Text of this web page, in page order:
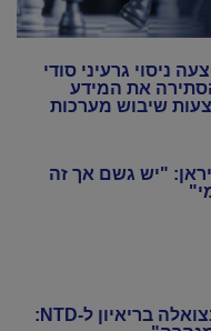
ניסוי גרעיני סודי
2020, הסתירה את המידע
שיבוש מערכות
"יש גשם אך זה
לשעבר מיס ונצואלה בריאיון ל-NTD: